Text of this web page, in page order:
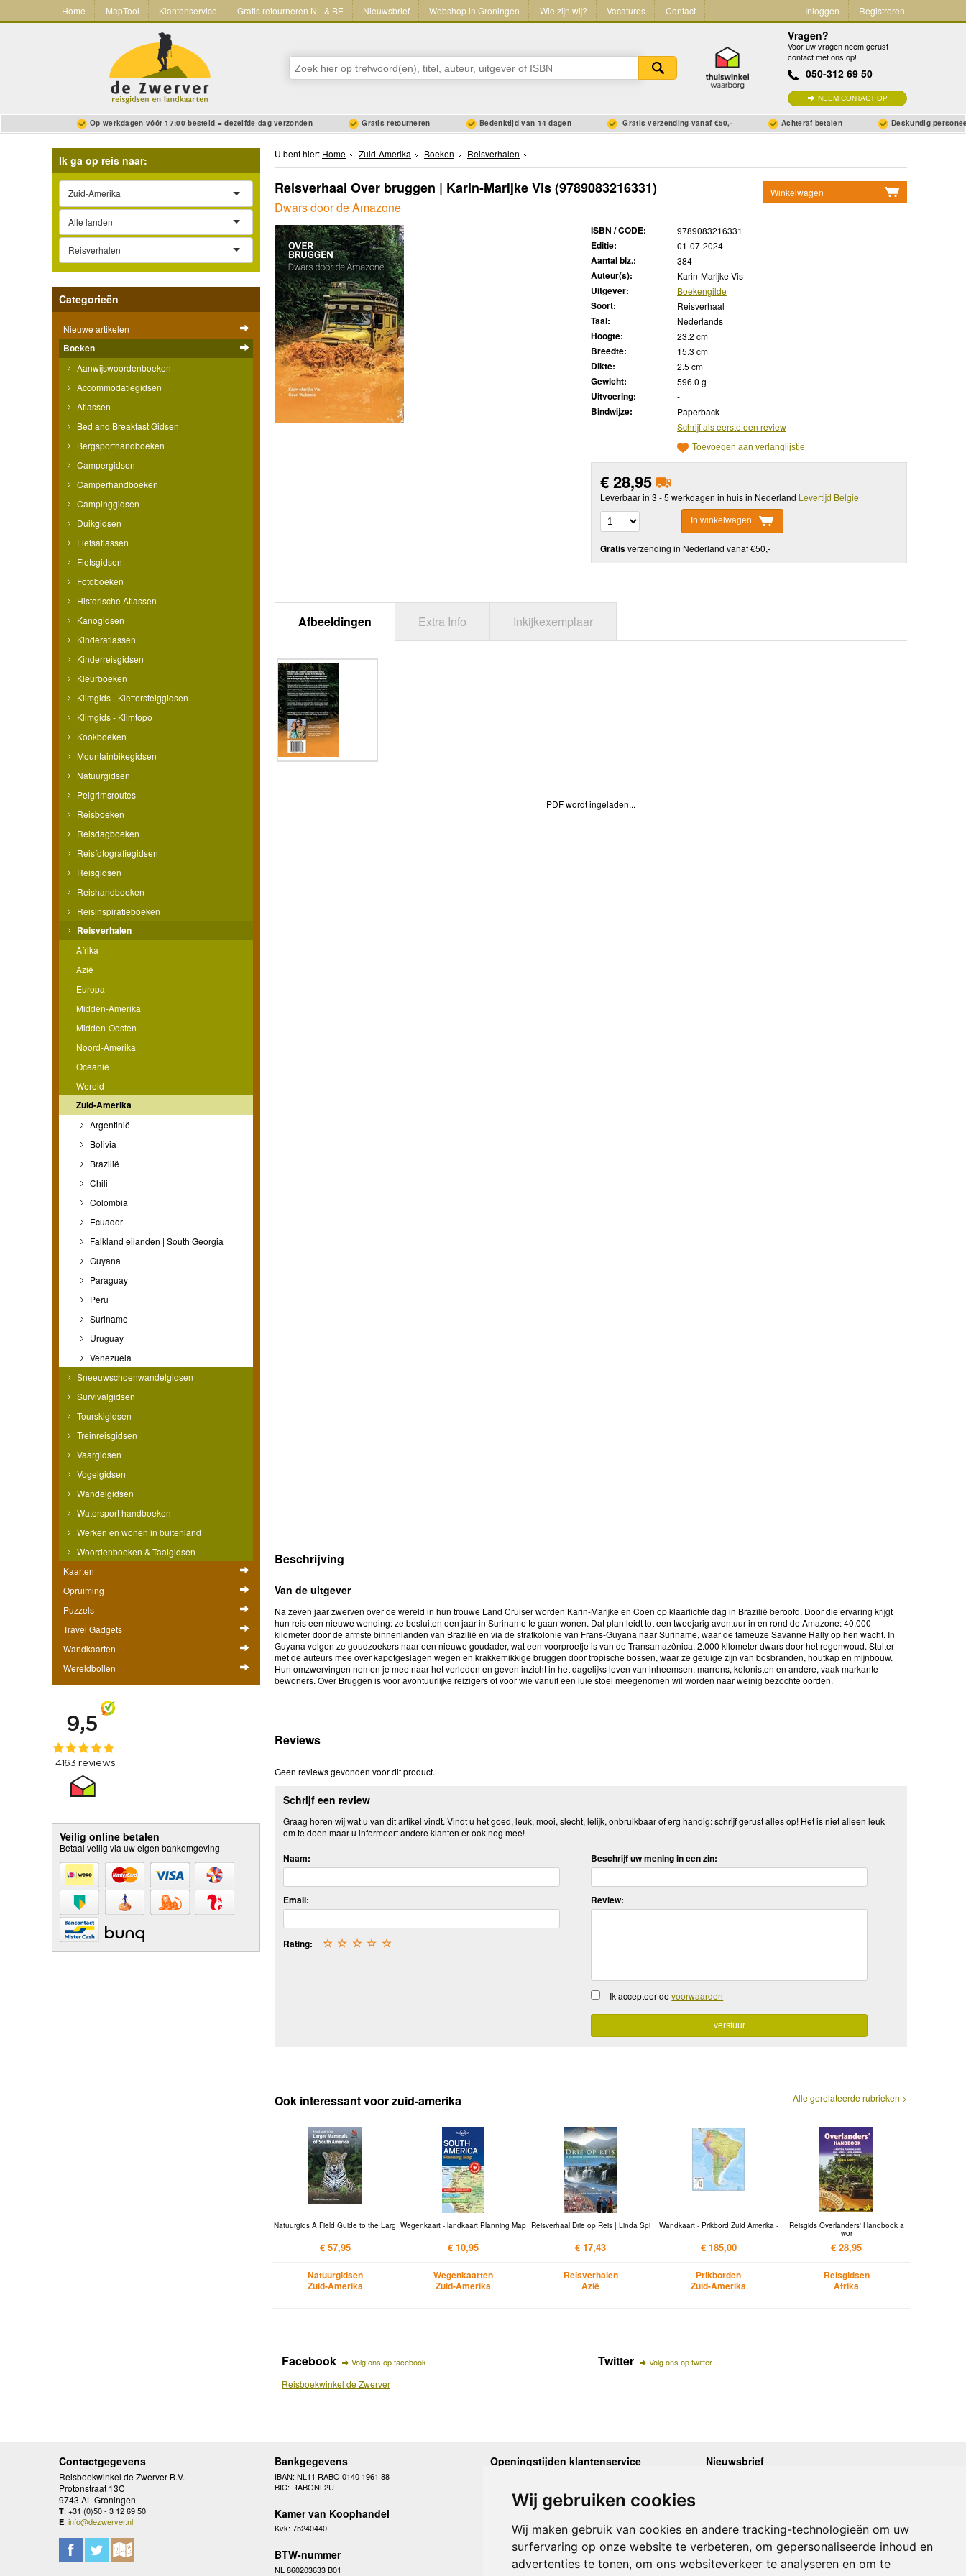
Wij gebruiken cookies
Wij maken gebruik van cookies en andere tracking-technologieën om uw
surfervaring op onze website te verbeteren, om gepersonaliseerde inhoud en
advertenties te tonen, om ons websiteverkeer te analyseren en om te
Home MapTool Klantenservice Gratis retourneren NL & BE Nieuwsbrief Webshop in Groningen Wie zijn wij? Vacatures Contact Inloggen Registreren
Vragen?
Voor uw vragen neem gerust
contact met ons op!
050-312 69 50
NEEM CONTACT OP
Op werkdagen vóór 17:00 besteld = dezelfde dag verzonden Gratis retourneren Bedenktijd van 14 dagen Gratis verzending vanaf €50,- Achteraf betalen Deskundig
Ik ga op reis naar:
Zuid-Amerika
Alle landen
Reisverhalen
Categorieën
Nieuwe artikelen
Boeken
Aanwijswoordenboeken
Accommodatiegidsen
Atlassen
Bed and Breakfast Gidsen
Bergsporthandboeken
Campergidsen
Camperhandboeken
Campinggidsen
Duikgidsen
Fietsatlassen
Fietsgidsen
Fotoboeken
Historische Atlassen
Kanogidsen
Kinderatlassen
Kinderreisgidsen
Kleurboeken
Klimgids - Klettersteiggidsen
Klimgids - Klimtopo
Kookboeken
Mountainbikegidsen
Natuurgidsen
Pelgrimsroutes
Reisboeken
Reisdagboeken
Reisfotografiegidsen
Reisgidsen
Reishandboeken
Reisinspiratieboeken
Reisverhalen
Afrika
Azië
Europa
Midden-Amerika
Midden-Oosten
Noord-Amerika
Oceanië
Wereld
Zuid-Amerika
Argentinië
Bolivia
Brazilië
Chili
Colombia
Ecuador
Falkland eilanden | South Georgia
Guyana
Paraguay
Peru
Suriname
Uruguay
Venezuela
Sneeuwschoenwandelgidsen
Survivalgidsen
Tourskigidsen
Treinreisgidsen
Vaargidsen
Vogelgidsen
Wandelgidsen
Watersport handboeken
Werken en wonen in buitenland
Woordenboeken & Taalgidsen
Kaarten
Opruiming
Puzzels
Travel Gadgets
Wandkaarten
Wereldbollen
Veilig online betalen
Betaal veilig via uw eigen bankomgeving
U bent hier: Home Zuid-Amerika Boeken Reisverhalen
Winkelwagen
Reisverhaal Over bruggen | Karin-Marijke Vis(9789083216331)
Dwars door de Amazone
ISBN / CODE: 9789083216331
Editie: 01-07-2024
Aantal blz.: 384
Auteur(s): Karin-Marijke Vis
Uitgever: Boekengilde
Soort: Reisverhaal
Taal: Nederlands
Hoogte: 23.2 cm
Breedte: 15.3 cm
Dikte: 2.5 cm
Gewicht: 596.0 g
Uitvoering: -
Bindwijze:
Paperback
Schrijf als eerste een review
Toevoegen aan verlanglijstje
€28,95
Leverbaar in 3 - 5 werkdagen in huis in Nederland Levertijd Belgie
In winkelwagen
Gratisverzending in Nederland vanaf €50,-
Afbeeldingen Extra Info Inkijkexemplaar
PDF wordt ingeladen...
Beschrijving
Van de uitgever
Na zeven jaar zwerven over de wereld in hun trouwe Land Cruiser worden Karin-Marijke en Coen op klaarlichte dag in Brazilië beroofd. Door die ervaring krijgt
hun reis een nieuwe wending: ze besluiten een jaar in Suriname te gaan wonen. Dat plan leidt tot een tweejarig avontuur in en rond de Amazone: 40.000
kilometer door de armste binnenlanden van Brazilië en via de strafkolonie van Frans-Guyana naar Suriname, waar de fameuze Savanne Rally op hen wacht. In
Guyana volgen ze goudzoekers naar een nieuwe goudader, wat een voorproefje is van de Transamazônica: 2.000 kilometer dwars door het regenwoud. Stuiter
met de auteurs mee over kapotgeslagen wegen en krakkemikkige bruggen door tropische bossen, waar ze getuige zijn van bosbranden, houtkap en mijnbouw.
Hun omzwervingen nemen je mee naar het verleden en geven inzicht in het dagelijks leven van inheemsen, marrons, kolonisten en andere, vaak markante
bewoners. Over Bruggen is voor avontuurlijke reizigers of voor wie vanuit een luie stoel meegenomen wil worden naar weinig bezochte oorden.
Reviews
Geen reviews gevonden voor dit product.
Schrijf een review
Graag horen wij wat u van dit artikel vindt. Vindt u het goed, leuk, mooi, slecht, lelijk, onbruikbaar of erg handig: schrijf gerust alles op! Het is niet alleen leuk
om te doen maar u informeert andere klanten er ook nog mee!
Naam:
Email:
Rating: ☆
☆
☆
☆
☆
Beschrijf uw mening in een zin:
Review:
Ik accepteer devoorwaarden
Alle gerelateerde rubrieken >
Ook interessant voor zuid-amerika
Natuurgids A Field Guide to the Larg
€ 57,95
Natuurgidsen
Zuid-Amerika
Wegenkaart - landkaart Planning Map
€ 10,95
Wegenkaarten
Zuid-Amerika
Reisverhaal Drie op Reis | Linda Spi
€ 17,43
Reisverhalen
Azië
Wandkaart - Prikbord Zuid Amerika -
€ 185,00
Prikborden
Zuid-Amerika
Reisgids Overlanders' Handbook a
wor
€ 28,95
Reisgidsen
Afrika
Facebook Volg ons op facebook
Reisboekwinkel de Zwerver
Twitter Volg ons op twitter
Contactgegevens
Reisboekwinkel de Zwerver B.V.
Protonstraat 13C
9743 AL Groningen
T: +31 (0)50 - 3 12 69 50
E: info@dezwerver.nl
Bankgegevens
IBAN: NL11 RABO 0140 1961 88
BIC: RABONL2U
Kamer van Koophandel
Kvk: 75240440
BTW-nummer
NL 860203633 B01
Openingstijden klantenservice
Woensdag
10.00 - 12.30 en 13.30 - 17.00
Donderdag
Vrijdag
10.00 - 12.30 en 13.30 - 17.00
Zaterdag
gesloten
Zondag
gesloten
Nieuwsbrief
Onze laatste Nieuwsbrief
Inschrijven